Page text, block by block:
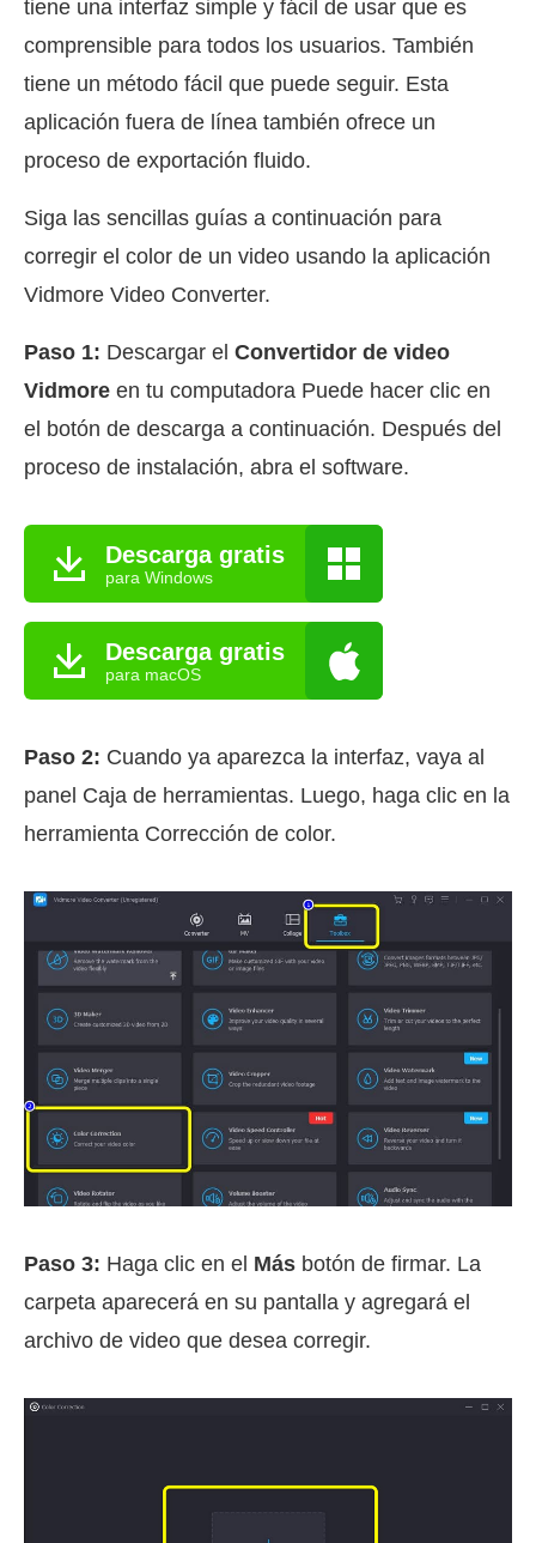
tiene una interfaz simple y fácil de usar que es
comprensible para todos los usuarios. También
tiene un método fácil que puede seguir. Esta
aplicación fuera de línea también ofrece un
proceso de exportación fluido.
Siga las sencillas guías a continuación para
corregir el color de un video usando la aplicación
Vidmore Video Converter.
Paso 1: Descargar el Convertidor de video
Vidmore en tu computadora Puede hacer clic en
el botón de descarga a continuación. Después del
proceso de instalación, abra el software.
Descarga gratis
para Windows
Descarga gratis
para macOS
Paso 2: Cuando ya aparezca la interfaz, vaya al
panel Caja de herramientas. Luego, haga clic en la
herramienta Corrección de color.
Paso 3: Haga clic en el Más botón de firmar. La
carpeta aparecerá en su pantalla y agregará el
archivo de video que desea corregir.